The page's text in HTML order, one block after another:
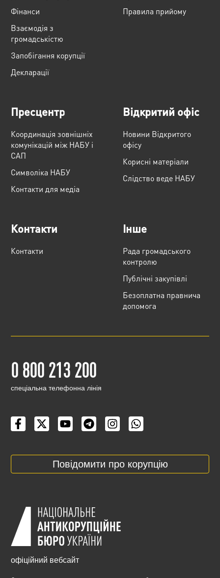
Фінанси
Взаємодія з
громадськістю
Запобігання корупції
Декларації
Правила прийому
Пресцентр
Координація зовнішніх
комунікацій між НАБУ і
САП
Cимволіка НАБУ
Контакти для медіа
Відкритий офіс
Новини Відкритого
офісу
Корисні матеріали
Слідство веде НАБУ
Контакти
Контакти
Інше
Рада громадського
контролю
Публічні закупівлі
Безоплатна правнича
допомога
0 800 213 200
cпеціальна телефонна лінія
Повідомити про корупцію
офіційний вебсайт